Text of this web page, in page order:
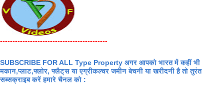
-------------------------------------------
SUBSCRIBE FOR ALL Type Property अगर आपको भारत में कहीं भी
मकान,प्लाट,फ्लोर, फ्लैट्स या एग्रीकल्चर जमीन बेचनी या खरीदनी है तो तुरंत
सब्सक्राइब करें हमारे चैनल को :